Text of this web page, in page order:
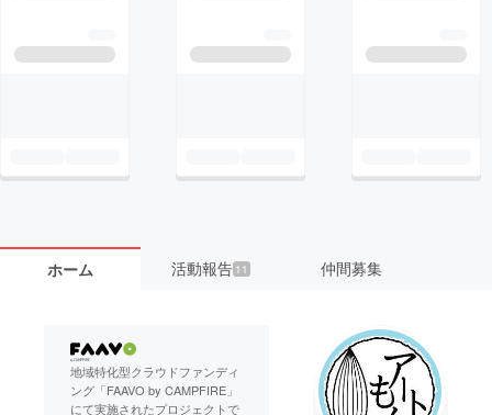
ホーム 活動報告 11 仲間募集
地域特化型クラウドファンディ
ング「FAAVO by CAMPFIRE」
にて実施されたプロジェクトで